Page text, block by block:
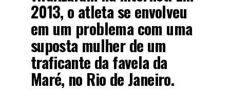
2013, o atleta se envolveu
em um problema com uma
suposta mulher de um
traficante da favela da
Maré, no Rio de Janeiro.